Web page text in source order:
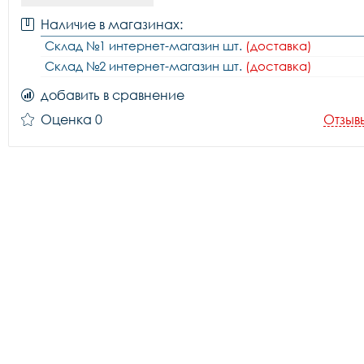
Наличие в магазинах:
Склад №1 интернет-магазин шт. (доставка)
Склад №2 интернет-магазин шт. (доставка)
добавить в сравнение
Оценка 0